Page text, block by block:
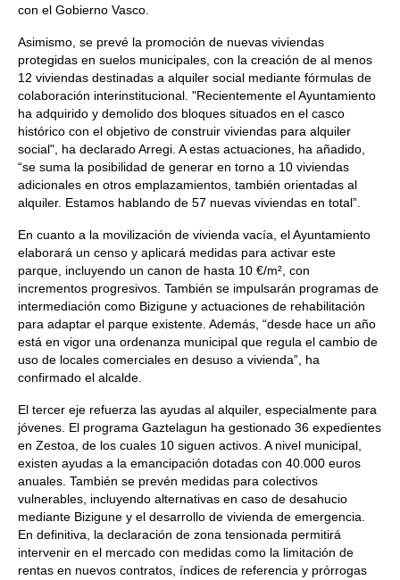
con el Gobierno Vasco.
Asimismo, se prevé la promoción de nuevas viviendas
protegidas en suelos municipales, con la creación de al menos
12 viviendas destinadas a alquiler social mediante fórmulas de
colaboración interinstitucional. "Recientemente el Ayuntamiento
ha adquirido y demolido dos bloques situados en el casco
histórico con el objetivo de construir viviendas para alquiler
social", ha declarado Arregi. A estas actuaciones, ha añadido,
“se suma la posibilidad de generar en torno a 10 viviendas
adicionales en otros emplazamientos, también orientadas al
alquiler. Estamos hablando de 57 nuevas viviendas en total”.
En cuanto a la movilización de vivienda vacía, el Ayuntamiento
elaborará un censo y aplicará medidas para activar este
parque, incluyendo un canon de hasta 10 €/m², con
incrementos progresivos. También se impulsarán programas de
intermediación como Bizigune y actuaciones de rehabilitación
para adaptar el parque existente. Además, “desde hace un año
está en vigor una ordenanza municipal que regula el cambio de
uso de locales comerciales en desuso a vivienda”, ha
confirmado el alcalde.
El tercer eje refuerza las ayudas al alquiler, especialmente para
jóvenes. El programa Gaztelagun ha gestionado 36 expedientes
en Zestoa, de los cuales 10 siguen activos. A nivel municipal,
existen ayudas a la emancipación dotadas con 40.000 euros
anuales. También se prevén medidas para colectivos
vulnerables, incluyendo alternativas en caso de desahucio
mediante Bizigune y el desarrollo de vivienda de emergencia.
En definitiva, la declaración de zona tensionada permitirá
intervenir en el mercado con medidas como la limitación de
rentas en nuevos contratos, índices de referencia y prórrogas